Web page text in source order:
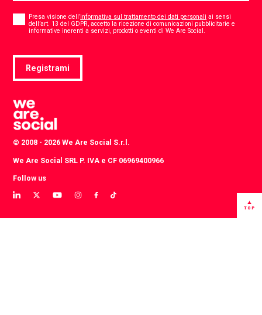
Consent
Presa visione dell’informativa sul trattamento dei dati personali ai sensi
dell’art. 13 del GDPR, accetto la ricezione di comunicazioni pubblicitarie e
informative inerenti a servizi, prodotti o eventi di We Are Social.
Registrami
© 2008 - 2026 We Are Social S.r.l.
We Are Social SRL P. IVA e CF 06969400966
Follow us
View
LinkedIn
View
Twitter
View
YouTube
View
instagram
View
Facebook
View
TikTok
TOP